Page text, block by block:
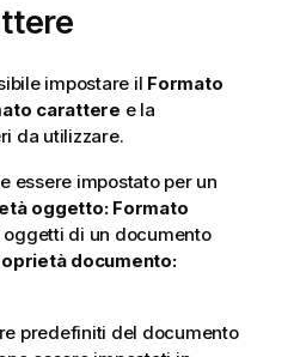
impostare il Formato
carattere e la
da utilizzare.
essere impostato per un
oggetto: Formato
oggetti di un documento
documento:
predefiniti del documento